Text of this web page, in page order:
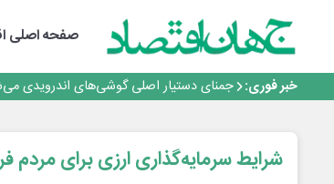
صفحه اصلی
خبر فوری:
برگزاری آیین نکوداشت فعالان مواکب مرز
ایران، شریک راهبردی اتحادیه اقتصادی
جمنای دستیار اصلی گوشی‌های اندرویدی
برنده این رقابت داستان‌نویسی، انسان نبود!
برگزاری آیین نکوداشت فعالان مواکب
ایران، شریک راهبردی اتحادیه اقتصادی
شرایط سرمایه‌گذاری ارزی برای مردم